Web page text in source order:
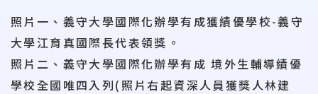
照片一、義守大學國際化辦學有成獲績優學校-義守
大學江育真國際長代表領獎。
照片二、義守大學國際化辦學有成 境外生輔導績優
學校全國唯四入列(照片右起資深人員獲獎人林建